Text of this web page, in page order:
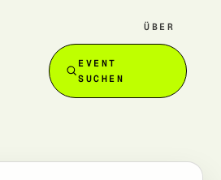
ÜBER
EVENT
SUCHEN